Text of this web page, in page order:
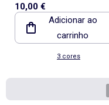
manga comprida
10,00 €
Adicionar ao
carrinho
3 cores